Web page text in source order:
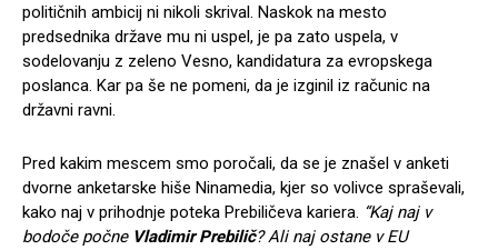
političnih ambicij ni nikoli skrival. Naskok na mesto
predsednika države mu ni uspel, je pa zato uspela, v
sodelovanju z zeleno Vesno, kandidatura za evropskega
poslanca. Kar pa še ne pomeni, da je izginil iz računic na
državni ravni.
Pred kakim mescem smo poročali, da se je znašel v anketi
dvorne anketarske hiše Ninamedia, kjer so volivce spraševali,
kako naj v prihodnje poteka Prebiličeva kariera. “Kaj naj v
bodoče počne Vladimir Prebilič? Ali naj ostane v EU